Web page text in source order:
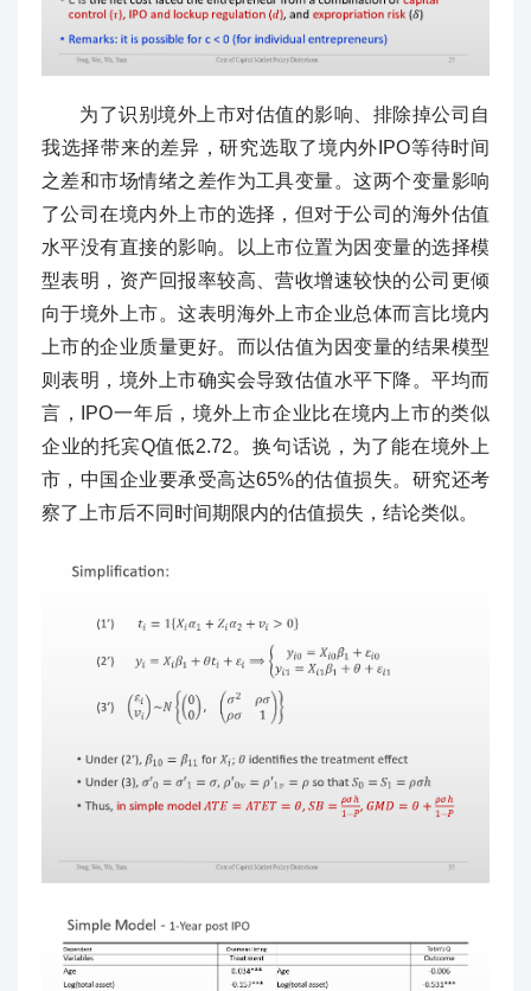
为了识别境外上市对估值的影响、排除掉公司自
我选择带来的差异，研究选取了境内外IPO等待时间
之差和市场情绪之差作为工具变量。这两个变量影响
了公司在境内外上市的选择，但对于公司的海外估值
水平没有直接的影响。以上市位置为因变量的选择模
型表明，资产回报率较高、营收增速较快的公司更倾
向于境外上市。这表明海外上市企业总体而言比境内
上市的企业质量更好。而以估值为因变量的结果模型
则表明，境外上市确实会导致估值水平下降。平均而
言，IPO一年后，境外上市企业比在境内上市的类似
企业的托宾Q值低2.72。换句话说，为了能在境外上
市，中国企业要承受高达65%的估值损失。研究还考
察了上市后不同时间期限内的估值损失，结论类似。